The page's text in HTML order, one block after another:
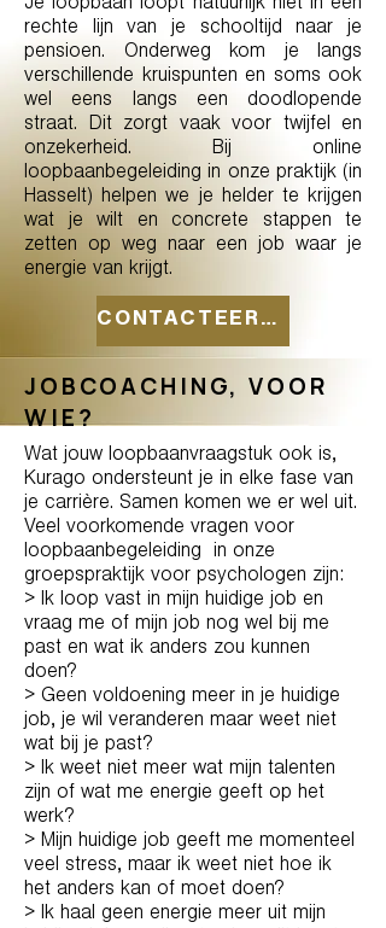
Je loopbaan loopt natuurlijk niet in één
rechte lijn van je schooltijd naar je
pensioen. Onderweg kom je langs
verschillende kruispunten en soms ook
wel eens langs een doodlopende
straat. Dit zorgt vaak voor twijfel en
onzekerheid. Bij online
loopbaanbegeleiding in onze praktijk (in
Hasselt) helpen we je helder te krijgen
wat je wilt en concrete stappen te
zetten op weg naar een job waar je
energie van krijgt.
CONTACTEER ONS
JOBCOACHING, VOOR
WIE?
Wat jouw loopbaanvraagstuk ook is,
Kurago ondersteunt je in elke fase van
je carrière. Samen komen we er wel uit.
Veel voorkomende vragen voor
loopbaanbegeleiding in onze
groepspraktijk voor psychologen zijn:
> Ik loop vast in mijn huidige job en
vraag me of mijn job nog wel bij me
past en wat ik anders zou kunnen
doen?
> Geen voldoening meer in je huidige
job, je wil veranderen maar weet niet
wat bij je past?
> Ik weet niet meer wat mijn talenten
zijn of wat me energie geeft op het
werk?
> Mijn huidige job geeft me momenteel
veel stress, maar ik weet niet hoe ik
het anders kan of moet doen?
> Ik haal geen energie meer uit mijn